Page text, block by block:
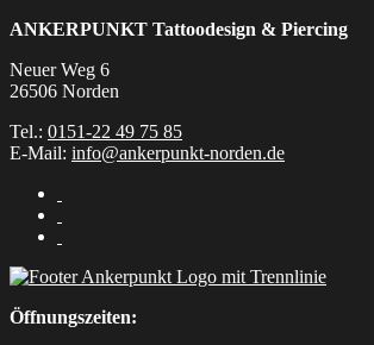
ANKERPUNKT Tattoodesign & Piercing
Neuer Weg 6
26506 Norden
Tel.: 0151-22 49 75 85
E-Mail: info@ankerpunkt-norden.de
Öffnungszeiten: